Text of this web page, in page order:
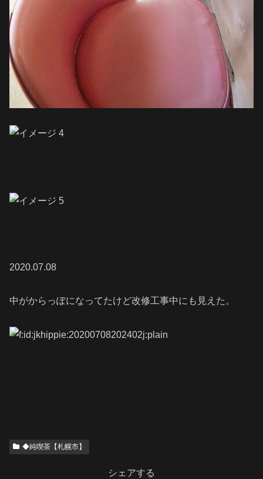
2020.07.08
中がからっぽになってたけど改修工事中にも見えた。
◆純喫茶【札幌市】
シェアする